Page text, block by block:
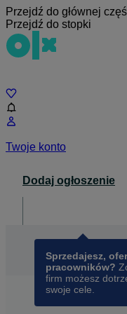
Przejdź do głównej
Przejdź do stopki
Twoje konto
Dodaj ogłoszenie
Sprzedajesz,
pracowników?
firm możesz
swoje cele.